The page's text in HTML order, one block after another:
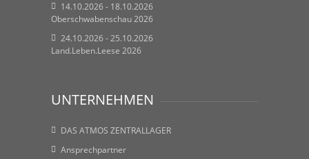
14.10.2026 - 18.10.2026
Oberschwabenschau 2026
24.10.2026 - 25.10.2026
Land.Leben.Leese 2026
UNTERNEHMEN
DAS ATMOS ZENTRALLAGER
Ansprechpartner